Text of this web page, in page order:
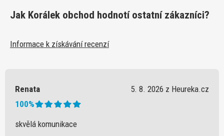
Jak Korálek obchod hodnotí ostatní zákazníci?
Informace k získávání recenzí
Renata
5. 8. 2026 z Heureka.cz
100%
skvělá komunikace